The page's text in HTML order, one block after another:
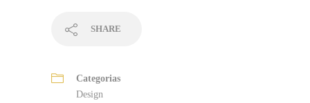
SHARE
Categorias
Design